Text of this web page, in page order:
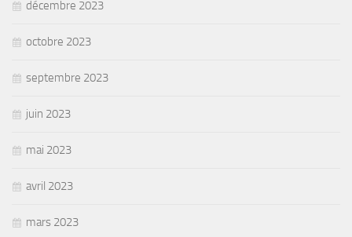
décembre 2023
octobre 2023
septembre 2023
juin 2023
mai 2023
avril 2023
mars 2023